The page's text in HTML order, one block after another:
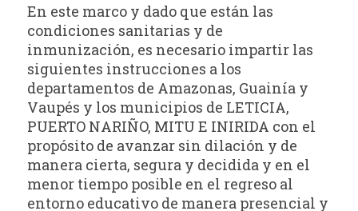
En este marco y dado que están las
condiciones sanitarias y de
inmunización, es necesario impartir las
siguientes instrucciones a los
departamentos de Amazonas, Guainía y
Vaupés y los municipios de LETICIA,
PUERTO NARIÑO, MITU E INIRIDA con el
propósito de avanzar sin dilación y de
manera cierta, segura y decidida y en el
menor tiempo posible en el regreso al
entorno educativo de manera presencial y